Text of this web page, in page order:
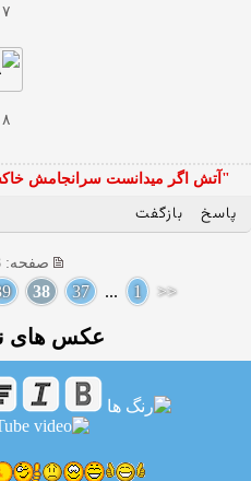
۷
۸
"آتش اگر ميدانست سرانجامش
پاسخ بازگفت
صفحه: 38 / 231
<<
1
...
37
38
عکس های